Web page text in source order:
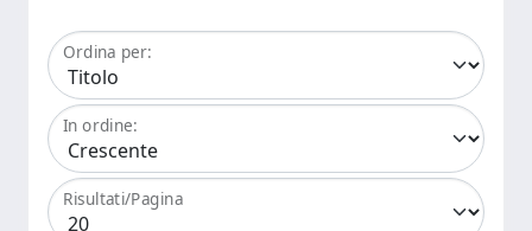
Ordina per:
In ordine:
Risultati/Pagina